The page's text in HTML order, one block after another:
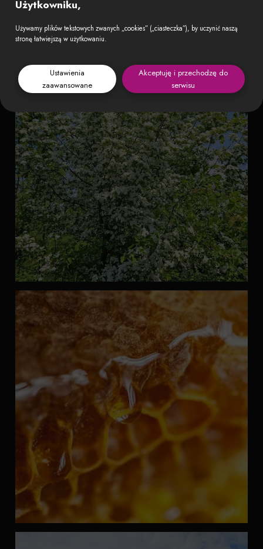
Użytkowniku,
Używamy plików tekstowych zwanych „cookies” („ciasteczka”), by uczynić naszą
stronę łatwiejszą w użytkowaniu.
Ustawienia
zaawansowane
Akceptuję i przechodzę do
serwisu